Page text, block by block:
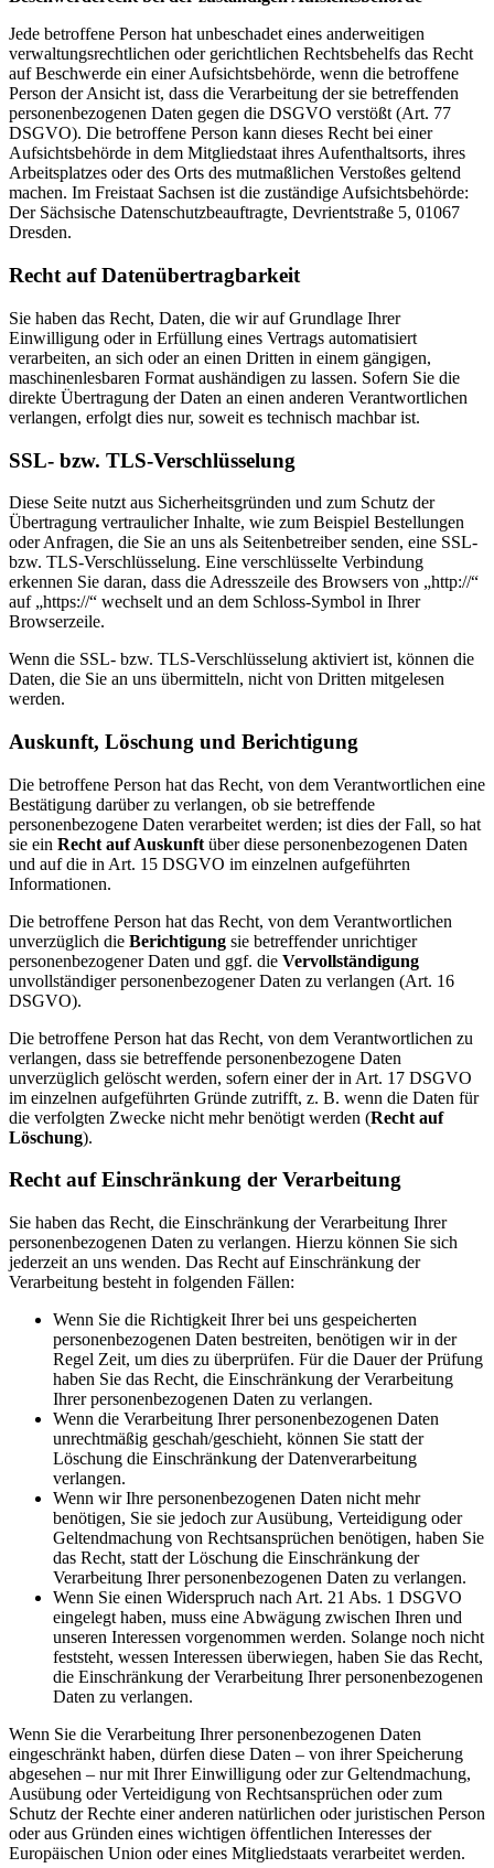
Jede betroffene Person hat unbeschadet eines anderweitigen
verwaltungsrechtlichen oder gerichtlichen Rechtsbehelfs das Recht
auf Beschwerde ein einer Aufsichtsbehörde, wenn die betroffene
Person der Ansicht ist, dass die Verarbeitung der sie betreffenden
personenbezogenen Daten gegen die DSGVO verstößt (Art. 77
DSGVO). Die betroffene Person kann dieses Recht bei einer
Aufsichtsbehörde in dem Mitgliedstaat ihres Aufenthaltsorts, ihres
Arbeitsplatzes oder des Orts des mutmaßlichen Verstoßes geltend
machen. Im Freistaat Sachsen ist die zuständige Aufsichtsbehörde:
Der Sächsische Datenschutzbeauftragte, Devrientstraße 5, 01067
Dresden.
Recht auf Daten­übertrag­barkeit
Sie haben das Recht, Daten, die wir auf Grundlage Ihrer
Einwilligung oder in Erfüllung eines Vertrags automatisiert
verarbeiten, an sich oder an einen Dritten in einem gängigen,
maschinenlesbaren Format aushändigen zu lassen. Sofern Sie die
direkte Übertragung der Daten an einen anderen Verantwortlichen
verlangen, erfolgt dies nur, soweit es technisch machbar ist.
SSL- bzw. TLS-Verschlüsselung
Diese Seite nutzt aus Sicherheitsgründen und zum Schutz der
Übertragung vertraulicher Inhalte, wie zum Beispiel Bestellungen
oder Anfragen, die Sie an uns als Seitenbetreiber senden, eine SSL-
bzw. TLS-Verschlüsselung. Eine verschlüsselte Verbindung
erkennen Sie daran, dass die Adresszeile des Browsers von „http://“
auf „https://“ wechselt und an dem Schloss-Symbol in Ihrer
Browserzeile.
Wenn die SSL- bzw. TLS-Verschlüsselung aktiviert ist, können die
Daten, die Sie an uns übermitteln, nicht von Dritten mitgelesen
werden.
Auskunft, Löschung und Berichtigung
Die betroffene Person hat das Recht, von dem Verantwortlichen eine
Bestätigung darüber zu verlangen, ob sie betreffende
personenbezogene Daten verarbeitet werden; ist dies der Fall, so hat
sie ein Recht auf Auskunft über diese personenbezogenen Daten
und auf die in Art. 15 DSGVO im einzelnen aufgeführten
Informationen.
Die betroffene Person hat das Recht, von dem Verantwortlichen
unverzüglich die Berichtigung sie betreffender unrichtiger
personenbezogener Daten und ggf. die Vervollständigung
unvollständiger personenbezogener Daten zu verlangen (Art. 16
DSGVO).
Die betroffene Person hat das Recht, von dem Verantwortlichen zu
verlangen, dass sie betreffende personenbezogene Daten
unverzüglich gelöscht werden, sofern einer der in Art. 17 DSGVO
im einzelnen aufgeführten Gründe zutrifft, z. B. wenn die Daten für
die verfolgten Zwecke nicht mehr benötigt werden (Recht auf
Löschung).
Recht auf Einschränkung der Verarbeitung
Sie haben das Recht, die Einschränkung der Verarbeitung Ihrer
personenbezogenen Daten zu verlangen. Hierzu können Sie sich
jederzeit an uns wenden. Das Recht auf Einschränkung der
Verarbeitung besteht in folgenden Fällen:
Wenn Sie die Richtigkeit Ihrer bei uns gespeicherten
personenbezogenen Daten bestreiten, benötigen wir in der
Regel Zeit, um dies zu überprüfen. Für die Dauer der Prüfung
haben Sie das Recht, die Einschränkung der Verarbeitung
Ihrer personenbezogenen Daten zu verlangen.
Wenn die Verarbeitung Ihrer personenbezogenen Daten
unrechtmäßig geschah/geschieht, können Sie statt der
Löschung die Einschränkung der Datenverarbeitung
verlangen.
Wenn wir Ihre personenbezogenen Daten nicht mehr
benötigen, Sie sie jedoch zur Ausübung, Verteidigung oder
Geltendmachung von Rechtsansprüchen benötigen, haben Sie
das Recht, statt der Löschung die Einschränkung der
Verarbeitung Ihrer personenbezogenen Daten zu verlangen.
Wenn Sie einen Widerspruch nach Art. 21 Abs. 1 DSGVO
eingelegt haben, muss eine Abwägung zwischen Ihren und
unseren Interessen vorgenommen werden. Solange noch nicht
feststeht, wessen Interessen überwiegen, haben Sie das Recht,
die Einschränkung der Verarbeitung Ihrer personenbezogenen
Daten zu verlangen.
Wenn Sie die Verarbeitung Ihrer personenbezogenen Daten
eingeschränkt haben, dürfen diese Daten – von ihrer Speicherung
abgesehen – nur mit Ihrer Einwilligung oder zur Geltendmachung,
Ausübung oder Verteidigung von Rechtsansprüchen oder zum
Schutz der Rechte einer anderen natürlichen oder juristischen Person
oder aus Gründen eines wichtigen öffentlichen Interesses der
Europäischen Union oder eines Mitgliedstaats verarbeitet werden.